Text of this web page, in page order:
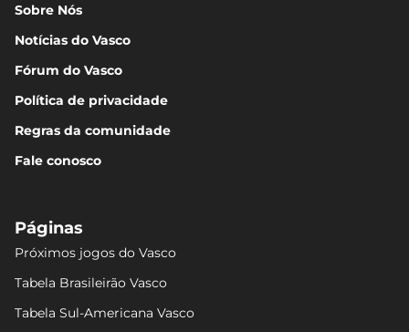
Sobre Nós
Notícias do Vasco
Fórum do Vasco
Política de privacidade
Regras da comunidade
Fale conosco
Páginas
Próximos jogos do Vasco
Tabela Brasileirão Vasco
Tabela Sul-Americana Vasco